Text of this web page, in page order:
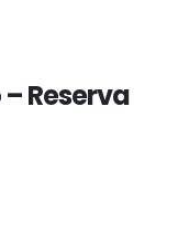
Reserva